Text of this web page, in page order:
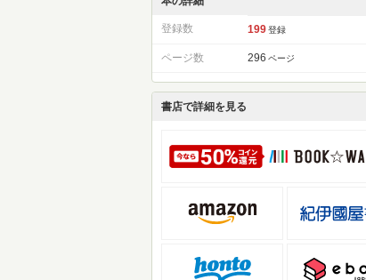
登録数 199 登録
ページ数 296 ページ
書店で詳細を見る